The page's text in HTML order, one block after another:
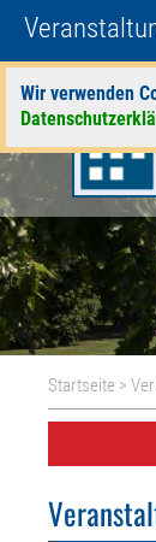
Wir verwenden
Startseite >